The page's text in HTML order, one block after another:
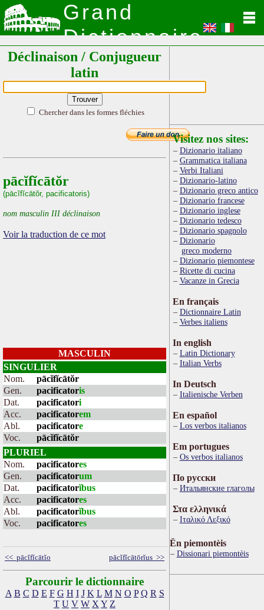
Grand
Dictionnaire
Latin
Déclinaison / Conjugueur
latin
Chercher dans les formes fléchies
pācĭfĭcātŏr
(pācĭfĭcātŏr, pacificatoris)
nom masculin III déclinaison
Voir la traduction de ce mot
MASCULIN
SINGULIER
Nom.
pācĭfĭcātŏr
Gen.
pacificatoris
Dat.
pacificatori
Acc.
pacificatorem
Abl.
pacificatore
Voc.
pācĭfĭcātŏr
PLURIEL
Nom.
pacificatores
Gen.
pacificatorum
Dat.
pacificatorĭbus
Acc.
pacificatores
Abl.
pacificatorĭbus
Voc.
pacificatores
<< pācĭfĭcātĭo pācĭfĭcātōrĭus >>
Parcourir le dictionnaire
A B C D E F G H I J K L M N O P Q R S
T U V W X Y Z
Visitez nos sites:
Dizionario italiano
Grammatica italiana
Verbi Italiani
Dizionario-latino
Dizionario greco antico
Dizionario francese
Dizionario inglese
Dizionario tedesco
Dizionario spagnolo
Dizionario
greco moderno
Dizionario piemontese
Ricette di cucina
Vacanze in Grecia
En français
Dictionnaire Latin
Verbes italiens
In english
Latin Dictionary
Italian Verbs
In Deutsch
Italienische Verben
En español
Los verbos italianos
Em portugues
Os verbos italianos
По русски
Итальянские глаголы
Στα ελληνικά
Ιταλικό Λεξικό
Ën piemontèis
Dissionari piemontèis